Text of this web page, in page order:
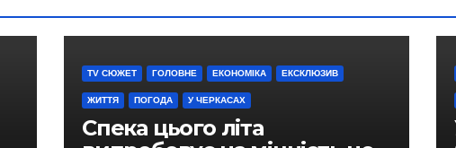
TV СЮЖЕТ ГОЛОВНЕ ЕКОНОМІКА ЕКСКЛЮЗИВ
ЖИТТЯ ПОГОДА У ЧЕРКАСАХ
Спека цього літа